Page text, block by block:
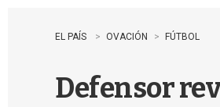
EL PAÍS OVACIÓN FÚTBOL
Defensor